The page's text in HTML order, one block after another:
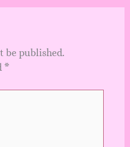
be published.
*